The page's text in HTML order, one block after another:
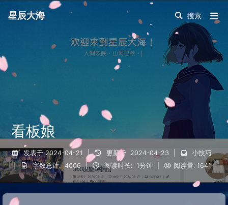
看板娘
发表于 2024-04-21 | 更新于 2024-04-23
小技巧
|
字数总计: 4006 | 阅读时长: 1分钟 阅读量: 1641
星辰大海